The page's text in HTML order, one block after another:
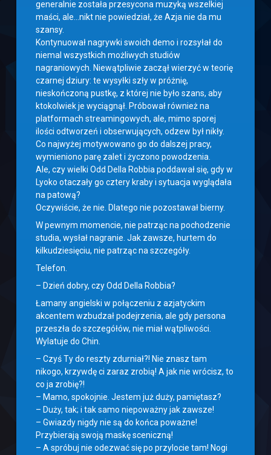
generalnie została przesycona muzyką wszelkiej
maści, ale…nikt nie powiedział, że Azja nie da mu
szansy.
Kontynuował nagrywki swoich demo i rozsyłał do
niemal wszystkich możliwych studiów
nagraniowych. Niewątpliwie zaczął wierzyć w teorię
czarnej dziury: te wysyłki szły w próżnię,
nieskończoną pustkę, z której nie było szans, aby
ktokolwiek je wyciągnął. Próbował również na
platformach streamingowych, ale, mimo sporej
ilości odtworzeń i obserwujących, odzew był nikły.
Co najwyżej motywowano go do dalszej pracy,
wymieniono parę zalet i życzono powodzenia.
Ale, czy wielki Odd Della Robbia poddawał się, gdy w
Lyoko otaczały go cztery kraby i sytuacja wyglądała
na patową?
Oczywiście, że nie. Dlatego nie pozostawał bierny.
W pewnym momencie, nie patrząc na pochodzenie
studia, wysłał nagranie. Jak zawsze, hurtem do
kilkudziesięciu, nie patrząc na szczegóły.
Telefon.
– Dzień dobry, czy Odd Della Robbia?
Łamany angielski w połączeniu z azjatyckim
akcentem wzbudzał podejrzenia, ale gdy persona
przeszła do szczegółów, nie miał wątpliwości.
Wylatuje do Chin.
– Czyś Ty do reszty zdurniał?! Nie znasz tam
nikogo, krzywdę ci zaraz zrobią! A jak nie wrócisz, to
co ja zrobię?!
– Mamo, spokojnie. Jestem już duży, pamiętasz?
– Duży, tak; i tak samo niepoważny jak zawsze!
– Gwiazdy nigdy nie są do końca poważne!
Przybierają swoją maskę sceniczną!
– A spróbuj nie odezwać się po przylocie tam! Nogi